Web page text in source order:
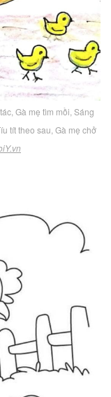
Gà mẹ tìm mồi, Sáng
tít theo sau, Gà mẹ chở